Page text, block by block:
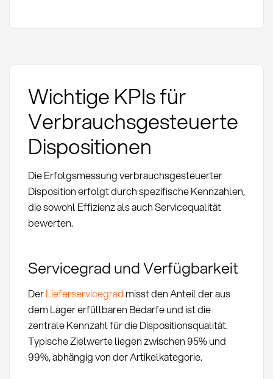
Wichtige KPIs für
Verbrauchsgesteuerte
Dispositionen
Die Erfolgsmessung verbrauchsgesteuerter
Disposition erfolgt durch spezifische Kennzahlen,
die sowohl Effizienz als auch Servicequalität
bewerten.
Servicegrad und Verfügbarkeit
DerLieferservicegrad misst den Anteil der aus
dem Lager erfüllbaren Bedarfe und ist die
zentrale Kennzahl für die Dispositionsqualität.
Typische Zielwerte liegen zwischen 95% und
99%, abhängig von der Artikelkategorie.